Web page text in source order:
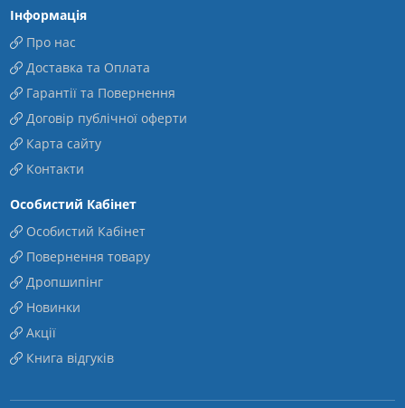
Інформація
Про нас
Доставка та Оплата
Гарантії та Повернення
Договір публічної оферти
Карта сайту
Контакти
Особистий Кабінет
Особистий Кабінет
Повернення товару
Дропшипінг
Новинки
Акції
Книга відгуків